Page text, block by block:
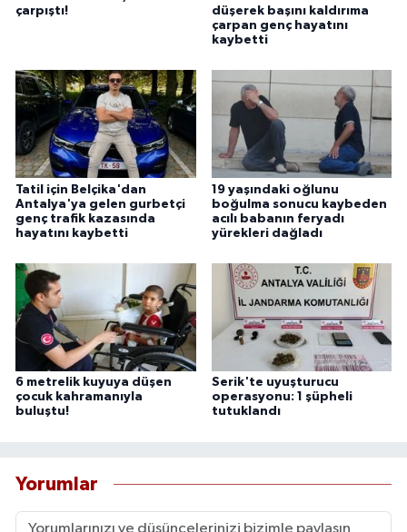
çarpıştı!
düşerek başını kaldırıma
çarpan genç hayatını
kaybetti
Tatil için Belçika'dan
Antalya'ya gelen gurbetçi
genç trafik kazasında
hayatını kaybetti
19 yaşındaki oğlunu
boğulma sonucu kaybeden
acılı babanın feryadı
yürekleri dağladı
6 metrelik kuyuya düşen
çocuk kahramanıyla
buluştu!
Serik'te uyuşturucu
operasyonu: 1 şüpheli
tutuklandı
Yorumlar